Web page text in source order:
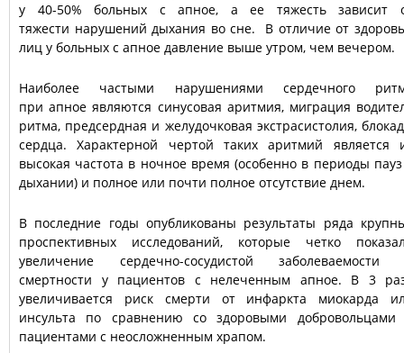
у 40-50% больных с апное, а ее тяжесть зависит
тяжести нарушений дыхания во сне. В отличие от
лиц у больных с апное давление выше утром, чем вечером.
Наиболее частыми нарушениями сердечного
при апное являются синусовая аритмия, миграция
ритма, предсердная и желудочковая экстрасистолия,
сердца. Характерной чертой таких аритмий является
высокая частота в ночное время (особенно в периоды
дыхании) и полное или почти полное отсутствие днем.
В последние годы опубликованы результаты ряда
проспективных исследований, которые четко
увеличение сердечно-сосудистой заболеваемости
смертности у пациентов с нелеченным апное. В 3
увеличивается риск смерти от инфаркта миокарда
инсульта по сравнению со здоровыми
пациентами с неосложненным храпом.